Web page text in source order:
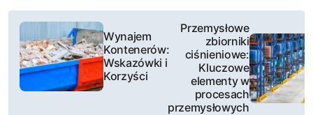
N
w
Wynajem
Kontenerów:
Wskazówki i
Korzyści
Przemysłowe
zbiorniki
ciśnieniowe:
Kluczowe
elementy w
procesach
przemysłowych